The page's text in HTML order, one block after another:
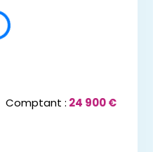
Comptant : 24 900 €